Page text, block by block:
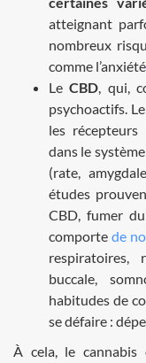
atteignant
nombreux
comme
LeCBD, qui,
psychoactifs.
les
dans le
(rate,
études
CBD, fumer
comportede
respiratoires,
buccale,
habitudes de
se défaire :
À cela, le cannabis